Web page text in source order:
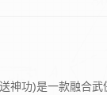
神功)是一款融合